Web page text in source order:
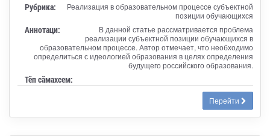
Рубрика:
Реализация в образовательном процессе субъектной
позиции обучающихся
Аннотаци:
В данной статье рассматривается проблема
реализации субъектной позиции обучающихся в
образовательном процессе. Автор отмечает, что необходимо
определиться с идеологией образования в целях определения
будущего российского образования.
Тӗп сӑмахсем:
Перейти